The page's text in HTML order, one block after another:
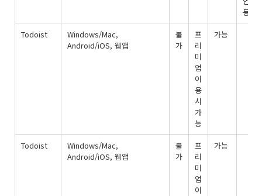
동
Todoist
Windows/Mac,
Android/iOS, 웹앱
불
가
프
리
미
엄
이
용
시
가
능
가능
Todoist
Windows/Mac,
Android/iOS, 웹앱
불
가
프
리
미
엄
이
가능